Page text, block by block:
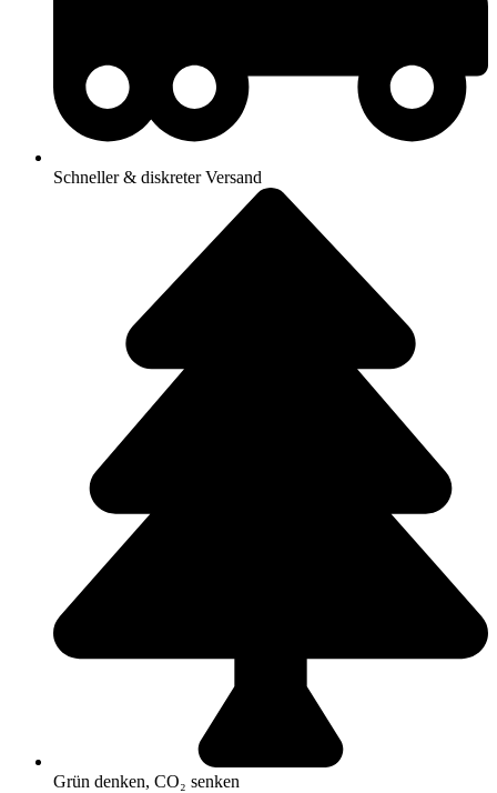
Schneller & diskreter Versand
Grün denken, CO₂ senken